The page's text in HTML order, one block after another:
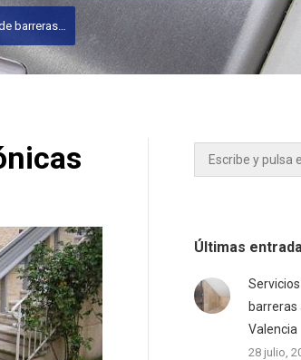
barreras…
Buscar:
Últimas
Valencia
28 julio,